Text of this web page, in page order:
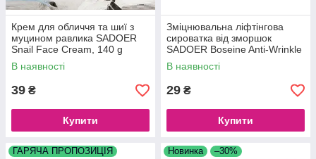
Крем для обличчя та шиї з
муцином равлика SADOER
Snail Face Cream, 140 g
В наявності
39 ₴
Купити
Зміцнювальна ліфтінгова
сироватка від зморшок
SADOER Boseine Anti-Wrinkle
Firming Lifting Moisturize
Serum, 30 ml
В наявності
29 ₴
Купити
ГАРЯЧА ПРОПОЗИЦІЯ
Новинка –30%